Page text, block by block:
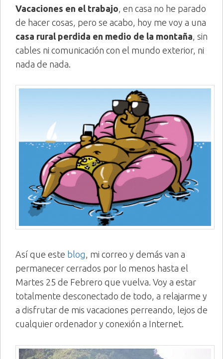
Vacaciones en el trabajo , en casa no he parado
de hacer cosas, pero se acabo, hoy me voy a una
casa rural perdida en medio de la montaña , sin
cables ni comunicación con el mundo exterior, ni
nada de nada.
Así que este blog, mi correo y demás van a
permanecer cerrados por lo menos hasta el
Martes 25 de Febrero que vuelva. Voy a estar
totalmente desconectado de todo, a relajarme y
a disfrutar de mis vacaciones perreando, lejos de
cualquier ordenador y conexión a Internet.